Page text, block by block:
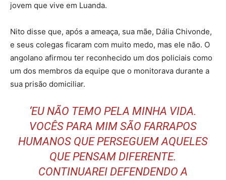
jovem que vive em Luanda.
Nito disse que, após a ameaça, sua mãe, Dália Chivonde,
e seus colegas ficaram com muito medo, mas ele não. O
angolano afirmou ter reconhecido um dos policiais como
um dos membros da equipe que o monitorava durante a
sua prisão domiciliar.
‘EU NÃO TEMO PELA MINHA VIDA.
VOCÊS PARA MIM SÃO FARRAPOS
HUMANOS QUE PERSEGUEM AQUELES
QUE PENSAM DIFERENTE.
CONTINUAREI DEFENDENDO A